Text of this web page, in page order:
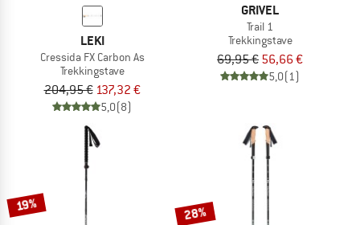
LEKI
Cressida FX Carbon As
Trekkingstave
204,95 € 137,32 €
5,0(8)
GRIVEL
Trail 1
Trekkingstave
69,95 € 56,66 €
5,0(1)
19% 28%